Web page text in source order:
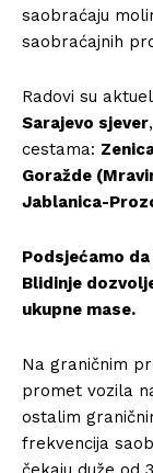
saobraćaju
saobraćajnih
Radovi su
Sarajevo sjever
cestama:
Goražde
Jablanica-
Podsjećamo
Blidinje
ukupne mase.
Na graničnim
promet vozila
ostalim
frekvencija